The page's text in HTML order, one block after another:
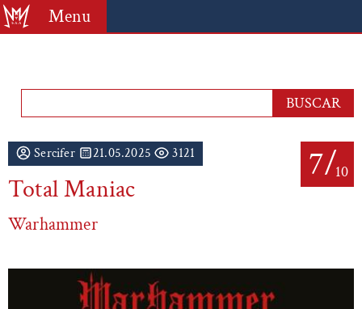
Menu
7/10
Sercifer 21.05.2025 3121
Total Maniac
Warhammer